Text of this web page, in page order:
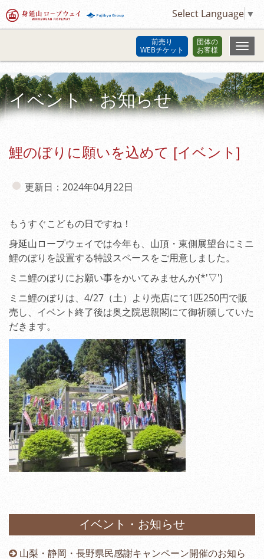
Select Language ▼
前売り
WEBチケット
団体の
お客様
イベント・お知らせ
鯉のぼりに願いを込めて [イベント]
更新日：2024年04月22日
もうすぐこどもの日ですね！
身延山ロープウェイでは今年も、山頂・東側展望台にミニ
鯉のぼりを設置する特設スペースをご用意しました。
ミニ鯉のぼりにお願い事をかいてみませんか(*'▽')
ミニ鯉のぼりは、4/27（土）より売店にて1匹250円で販
売し、イベント終了後は奥之院思親閣にて御祈願していた
だきます。
イベント・お知らせ
山梨・静岡・長野県民感謝キャンペーン開催のお知ら